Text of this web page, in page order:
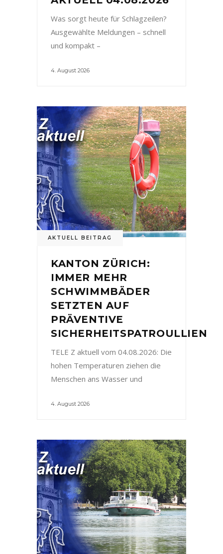
Was sorgt heute für Schlagzeilen?
Ausgewählte Meldungen – schnell
und kompakt –
4. August 2026
AKTUELL BEITRAG
KANTON ZÜRICH:
IMMER MEHR
SCHWIMMBÄDER
SETZTEN AUF
PRÄVENTIVE
SICHERHEITSPATROULLIEN
TELE Z aktuell vom 04.08.2026: Die
hohen Temperaturen ziehen die
Menschen ans Wasser und
4. August 2026